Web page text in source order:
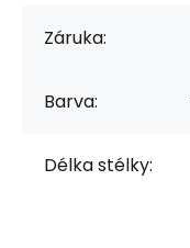
Záruka:
Barva:
Délka stélky: